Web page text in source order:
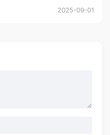
2025-09-01